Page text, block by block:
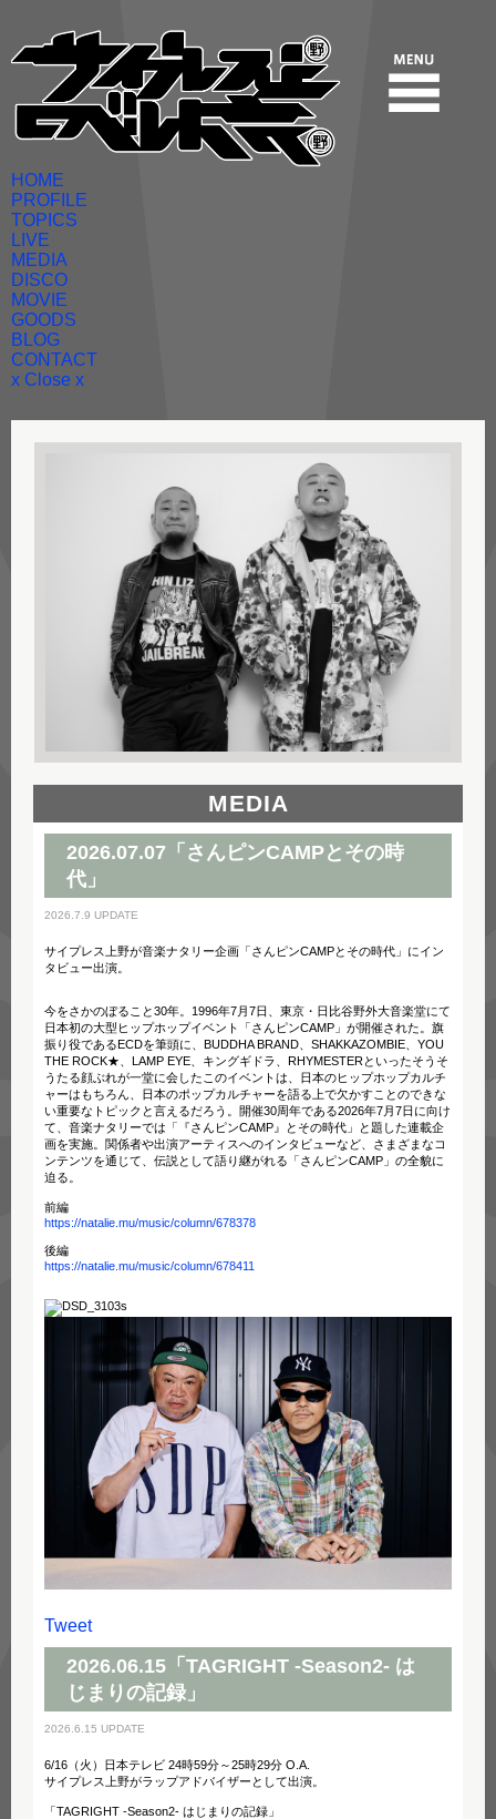
HOME
PROFILE
TOPICS
LIVE
MEDIA
DISCO
MOVIE
GOODS
BLOG
CONTACT
x Close x
MEDIA
2026.07.07「さんピンCAMPとその時
代」
2026.7.9 UPDATE
サイプレス上野が音楽ナタリー企画「さんピンCAMPとその時代」にイン
タビュー出演。
今をさかのぼること30年。1996年7月7日、東京・日比谷野外大音楽堂にて
日本初の大型ヒップホップイベント「さんピンCAMP」が開催された。旗
振り役であるECDを筆頭に、BUDDHA BRAND、SHAKKAZOMBIE、YOU
THE ROCK★、LAMP EYE、キングギドラ、RHYMESTERといったそうそ
うたる顔ぶれが一堂に会したこのイベントは、日本のヒップホップカルチ
ャーはもちろん、日本のポップカルチャーを語る上で欠かすことのできな
い重要なトピックと言えるだろう。開催30周年である2026年7月7日に向け
て、音楽ナタリーでは「『さんピンCAMP』とその時代」と題した連載企
画を実施。関係者や出演アーティスへのインタビューなど、さまざまなコ
ンテンツを通じて、伝説として語り継がれる「さんピンCAMP」の全貌に
迫る。
前編
https://natalie.mu/music/column/678378
後編
https://natalie.mu/music/column/678411
Tweet
2026.06.15「TAGRIGHT -Season2- は
じまりの記録」
2026.6.15 UPDATE
6/16（火）日本テレビ 24時59分～25時29分 O.A.
サイプレス上野がラップアドバイザーとして出演。
「TAGRIGHT -Season2- はじまりの記録」